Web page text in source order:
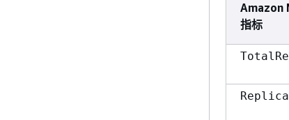
Amazon
指标